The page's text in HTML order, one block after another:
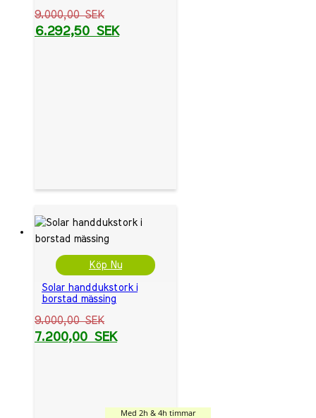
Med 2h & 4h timmar
9.000,00SEK
6.292,50 SEK
Köp Nu
Solar handdukstork i
borstad mässing
9.000,00SEK
7.200,00 SEK